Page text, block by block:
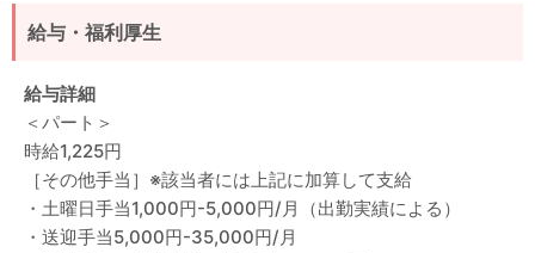
給与・福利厚生
給与詳細
＜パート＞
時給1,225円
［その他手当］※該当者には上記に加算して支給
・土曜日手当1,000円-5,000円/月（出勤実績による）
・送迎手当5,000円-35,000円/月